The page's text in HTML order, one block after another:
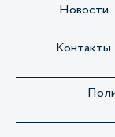
Новости
Контакты